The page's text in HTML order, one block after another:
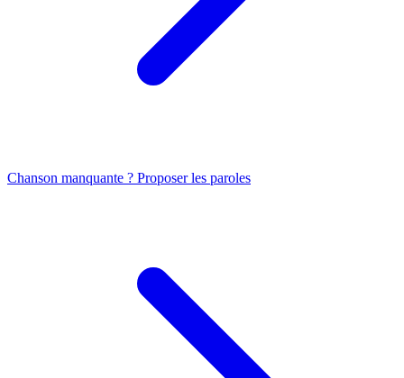
Chanson manquante ? Proposer les paroles